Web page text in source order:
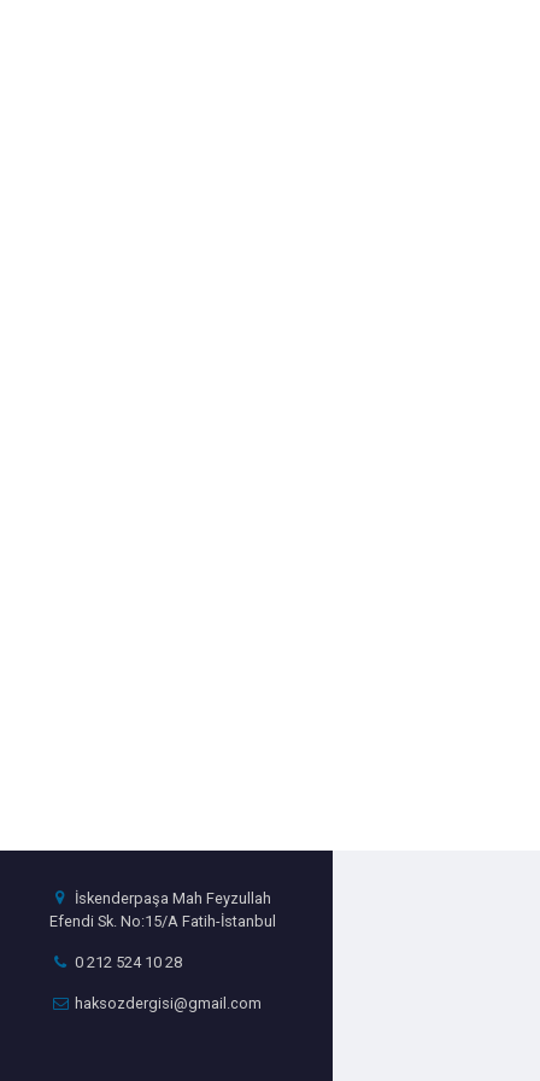
İskenderpaşa Mah Feyzullah
Efendi Sk. No:15/A Fatih-İstanbul
0 212 524 10 28
haksozdergisi@gmail.com